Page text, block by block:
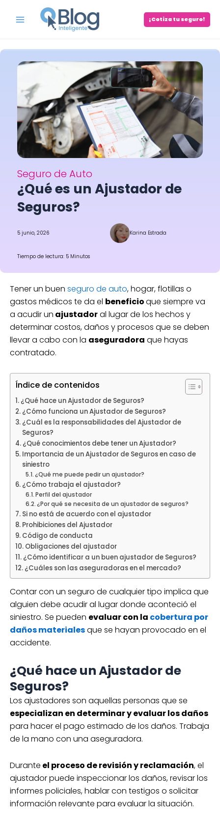
Menu
¡Cotiza tu seguro!
Seguro de Auto
¿Qué es un Ajustador de
Seguros?
5 junio, 2026 Karina Estrada
Tiempo de lectura: 5 Minutos
Tener un buen seguro de auto, hogar, flotillas o
gastos médicos te da el beneficioque siempre va
a acudir un ajustadoral lugar de los hechos y
determinar costos, daños y procesos que se deben
llevar a cabo con la aseguradora que hayas
contratado.
Índice de contenidos
¿Qué hace un Ajustador de Seguros?
¿Cómo funciona un Ajustador de Seguros?
¿Cuál es la responsabilidades del Ajustador de
Seguros?
¿Qué conocimientos debe tener un Ajustador?
Importancia de un Ajustador de Seguros en caso de
siniestro
¿Qué me puede pedir un ajustador?
¿Cómo trabaja el ajustador?
Perfil del ajustador
¿Por qué se necesita de un ajustador de seguros?
Si no está de acuerdo con el ajustador
Prohibiciones del Ajustador
Código de conducta
Obligaciones del ajustador
¿Cómo identificar a un buen ajustador de Seguros?
¿Cuáles son las aseguradoras en el mercado?
Contar con un seguro de cualquier tipo implica que
alguien debe acudir al lugar donde aconteció el
siniestro. Se pueden evaluar con la cobertura por
daños materialesque se hayan provocado en el
accidente.
¿Qué hace un Ajustador de
Seguros?
Los ajustadores son aquellas personas que se
especializan en determinar y evaluar los daños
para hacer el pago estimado de los daños. Trabaja
de la mano con una aseguradora.
Durante el proceso de revisión y reclamación, el
ajustador puede inspeccionar los daños, revisar los
informes policiales, hablar con testigos o solicitar
información relevante para evaluar la situación.